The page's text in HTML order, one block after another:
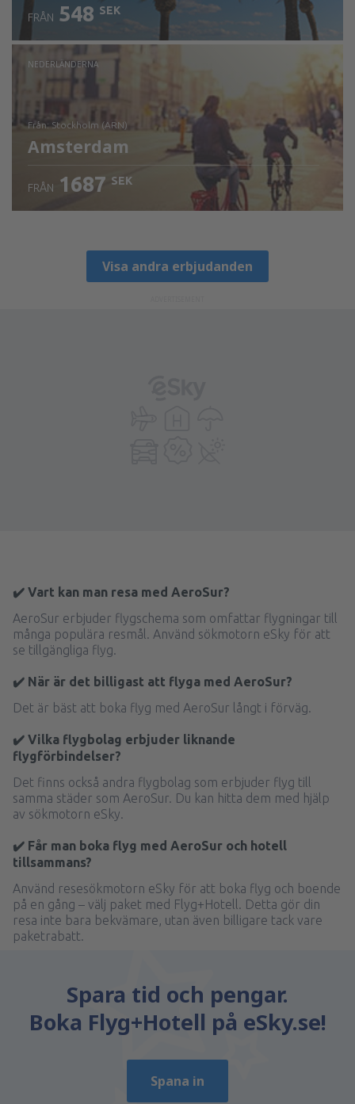
FRÅN 548 SEK
NEDERLÄNDERNA
från: Stockholm (ARN)
Amsterdam
FRÅN 1687 SEK
Visa andra erbjudanden
✔️ Vart kan man resa med AeroSur?
AeroSur erbjuder flygschema som omfattar flygningar till
många populära resmål. Använd sökmotorn eSky för att
se tillgängliga flyg.
✔️ När är det billigast att flyga med AeroSur?
Det är bäst att boka flyg med AeroSur långt i förväg.
✔️ Vilka flygbolag erbjuder liknande
flygförbindelser?
Det finns också andra flygbolag som erbjuder flyg till
samma städer som AeroSur. Du kan hitta dem med hjälp
av sökmotorn eSky.
✔️ Får man boka flyg med AeroSur och hotell
tillsammans?
Använd resesökmotorn eSky för att boka flyg och boende
på en gång – välj paket med Flyg+Hotell. Detta gör din
resa inte bara bekvämare, utan även billigare tack vare
paketrabatt.
Spara tid och pengar.
Boka Flyg+Hotell på eSky.se!
Spana in